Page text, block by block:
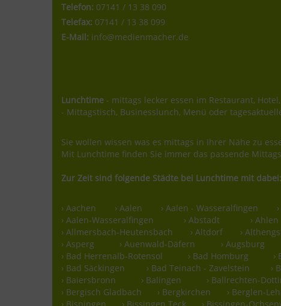
Telefon: 07141 / 13 38 090
Telefax: 07141 / 13 38 099
E-Mail: info@medienmacher.de
Lunchtime - mittags lecker essen im Restaurant,
- Mittagstisch, Businesslunch, Menü oder
Sie wollen wissen was es mittags in Ihrer Nähe zu
Mit Lunchtime finden Sie immer das passende
Zur Zeit sind folgende Städte bei Lunchtime mit dabei:
› Aachen › Aalen › Aalen - Wasseralfingen
› Aalen-Wasseralfingen
› Abstadt › Ahlen
› Allmersbach-Heutensbach
› Altdorf ›
› Asperg
› Auenwald-Däfern › Augsburg
› Bad Herrenalb-Rotensol
› Bad Homburg ›
› Bad Säckingen
› Bad Teinach - Zavelstein ›
› Baiersbronn
› Balingen › Ballrechten-
› Bergisch Gladbach
› Bergkirchen › Berglen-